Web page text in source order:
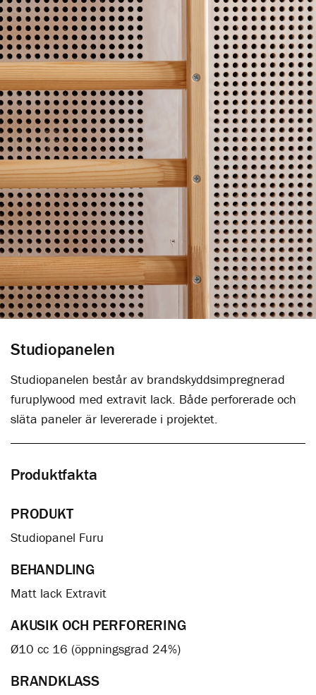
Studiopanelen
Studiopanelen består av brandskyddsimpregnerad
furuplywood med extravit lack. Både perforerade och
släta paneler är levererade i projektet.
Produktfakta
PRODUKT
Studiopanel Furu
BEHANDLING
Matt lack Extravit
AKUSIK OCH PERFORERING
Ø10 cc 16 (öppningsgrad 24%)
BRANDKLASS